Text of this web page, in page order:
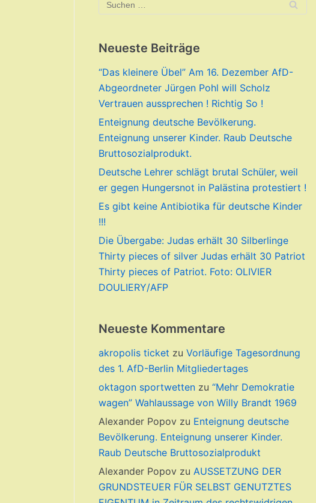
Neueste Beiträge
“Das kleinere Übel” Am 16. Dezember AfD-
Abgeordneter Jürgen Pohl will Scholz
Vertrauen aussprechen ! Richtig So !
Enteignung deutsche Bevölkerung.
Enteignung unserer Kinder. Raub Deutsche
Bruttosozialprodukt.
Deutsche Lehrer schlägt brutal Schüler, weil
er gegen Hungersnot in Palästina protestiert !
Es gibt keine Antibiotika für deutsche Kinder
!!!
Die Übergabe: Judas erhält 30 Silberlinge
Thirty pieces of silver Judas erhält 30 Patriot
Thirty pieces of Patriot. Foto: OLIVIER
DOULIERY/AFP
Neueste Kommentare
akropolis ticket zu Vorläufige Tagesordnung
des 1. AfD-Berlin Mitgliedertages
oktagon sportwettenzu “Mehr Demokratie
wagen” Wahlaussage von Willy Brandt 1969
Alexander Popovzu Enteignung deutsche
Bevölkerung. Enteignung unserer Kinder.
Raub Deutsche Bruttosozialprodukt
Alexander Popovzu AUSSETZUNG DER
GRUNDSTEUER FÜR SELBST GENUTZTES